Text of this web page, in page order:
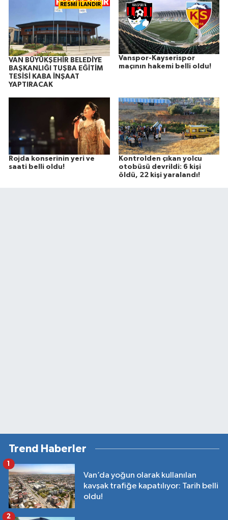
RESMİ İLANDIR
VAN BÜYÜKŞEHİR BELEDİYE
BAŞKANLIĞI TUŞBA EĞİTİM
TESİSİ KABA İNŞAAT
YAPTIRACAK
Vanspor-Kayserispor
maçının hakemi belli oldu!
Rojda konserinin yeri ve
saati belli oldu!
Kontrolden çıkan yolcu
otobüsü devrildi: 6 kişi
öldü, 22 kişi yaralandı!
Trend Haberler
Van’da yoğun olarak kullanılan
kavşak trafiğe kapatılıyor: Tarih belli
oldu!
1
2